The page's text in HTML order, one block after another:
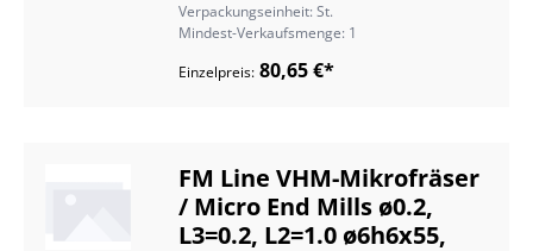
Verpackungseinheit: St.
Mindest-Verkaufsmenge: 1
Einzelpreis: 80,65 €*
FM Line VHM-Mikrofräser
/ Micro End Mills ø0.2,
L3=0.2, L2=1.0 ø6h6x55,